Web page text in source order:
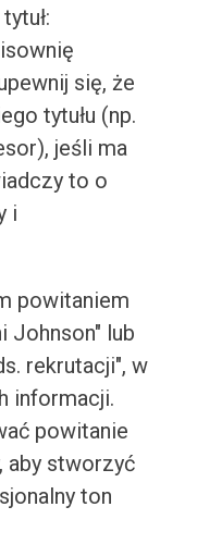
się, że
tytułu (np.
jeśli ma
to o
i
powitaniem
Johnson" lub
rekrutacji", w
informacji.
powitanie
aby stworzyć
ton